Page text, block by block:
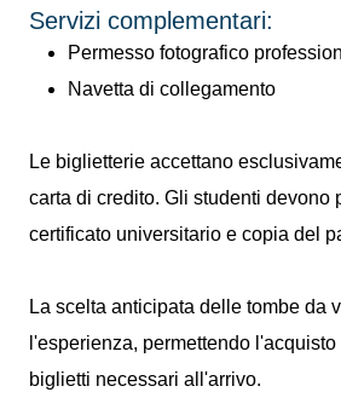
Servizi complementari:
Permesso fotografico
Navetta di collegamento
Le biglietterie accettano
carta di credito. Gli studenti devono
certificato universitario e copia del
La scelta anticipata delle tombe da
l'esperienza, permettendo
biglietti necessari all'arrivo.